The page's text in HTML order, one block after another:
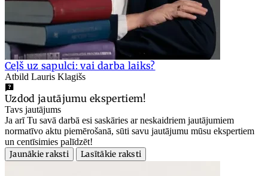
Ceļš uz sapulci: vai darba laiks?
Atbild Lauris Klagišs
Uzdod jautājumu ekspertiem!
Tavs jautājums
Ja arī Tu savā darbā esi saskāries ar neskaidriem jautājumiem
normatīvo aktu piemērošanā, sūti savu jautājumu mūsu ekspertiem
un centīsimies palīdzēt!
Jaunākie raksti
Lasītākie raksti